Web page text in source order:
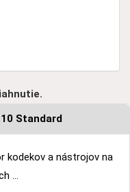
Standard
kodekov a nástrojov na
...